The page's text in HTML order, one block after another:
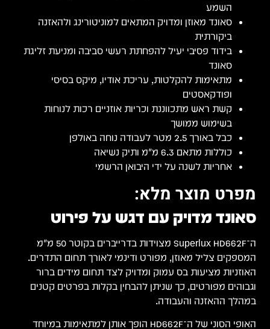
השמע
סאונד מאוזן ומדויק המתאים למוניטורינג ולהאזנה
ביקורתית
בידוד פסיבי יעיל להפחתת רעשי סביבה ומניעת זליגת
סאונד
מתאימות להקלטות, עריכת אודיו, מיקס בסיסי
ופודקאסטים
קשת ראש מתכווננת וכריות אוזניים רכות לנוחות
בשימוש ממושך
כבל באורך 2.5 מטר לעבודה נוחה באולפן
כוללות מתאם 6.3 מ"מ ותיק נשיאה
אחריות לשנה על ידי היבואן הרשמי
מפרט מוצר מלא:
סאונד מדויק עם דגש על פירוט
ה־Superlux HD662F מצוידות בדרייברים בקוטר 50 מ"מ
המספקים צליל מאוזן, מפורט ודינמי לאורך תחום התדרים.
האוזניות מציעות בס עמוק ומדויק לצד תחום מידים ברור
וגבוהים מפורטים, כך שניתן להבחין בקלות בפרטים קטנים
במהלך ההאזנה והעבודה.
האופי הסוני של ה־HD662F הופך אותן למתאימות במיוחד